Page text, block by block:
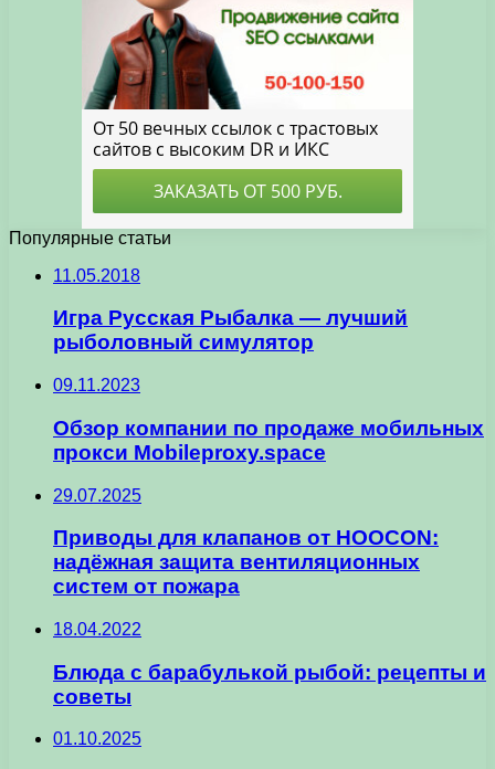
Популярные статьи
11.05.2018
Игра Русская Рыбалка — лучший
рыболовный симулятор
09.11.2023
Обзор компании по продаже мобильных
прокси Mobileproxy.space
29.07.2025
Приводы для клапанов от HOOCON:
надёжная защита вентиляционных
систем от пожара
18.04.2022
Блюда с барабулькой рыбой: рецепты и
советы
01.10.2025